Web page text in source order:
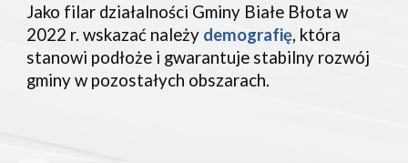
Jako filar działalności Gminy Białe Błota w
2022 r. wskazać należy demografię, która
stanowi podłoże i gwarantuje stabilny rozwój
gminy w pozostałych obszarach.